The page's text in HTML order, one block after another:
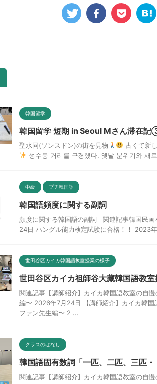
韓国留学
韓国留学 短期 in Seoul Mさん滞在
聖水同(ソンスドン)の街を見物
古くて新
성수동 거리를 구경했다. 옛날 분위기와 새
中級 プチ韓国語
韓国語頻度に関する副詞
頻度に関する韓国語の副詞 関連記事韓国民画
24日 ハングル能力検定試験に合格！！ 2023
世田谷区カイカ韓国語教室授業の様子
世田谷区カイカ祖師谷大藏韓国語教室
関連記事【講師紹介】カイカ韓国語教室の自
編〜 2026年7月24日 【講師紹介】カイカ韓国
ファン先生編〜 2 ...
クラスのはなし
韓国語固有数詞「一匹、二匹、三匹・
関連記事【講師紹介】カイカ韓国語教室の自